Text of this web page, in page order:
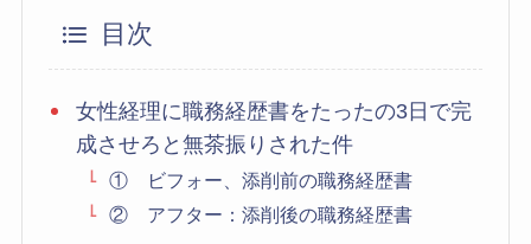
目次
女性経理に職務経歴書をたったの3日で完
成させろと無茶振りされた件
① ビフォー、添削前の職務経歴書
② アフター：添削後の職務経歴書